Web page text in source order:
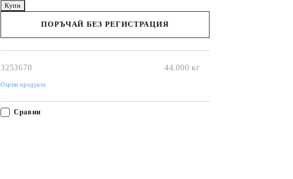
ПОРЪЧАЙ БЕЗ РЕГИСТРАЦИЯ
3253670 44.000 кг
Оцени продукта
Сравни